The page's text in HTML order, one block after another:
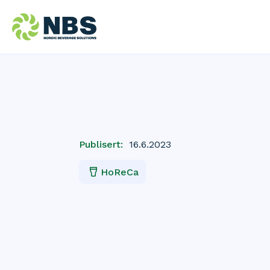
Publisert: 16.6.2023
HoReCa